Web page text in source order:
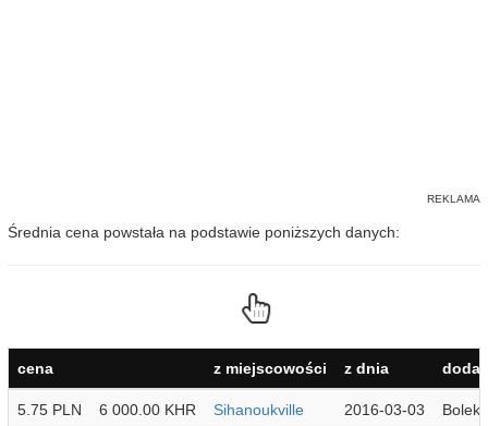
Średnia cena powstała na podstawie poniższych danych:
cena z miejscowości z dnia
5.75 PLN 6 000.00 KHR Sihanoukville 2016-03-03 Bolek